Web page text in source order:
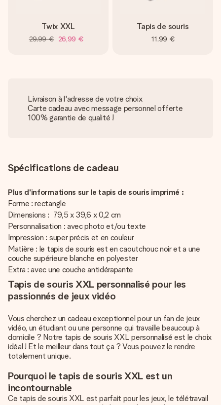
Twix XXL
29,99 € 26,99 €
Tapis de souris
11,99 €
Livraison à l'adresse de votre choix
Carte cadeau avec message personnel offerte
100% garantie de qualité !
Spécifications de cadeau
Plus d'informations sur le tapis de souris imprimé :
Forme : rectangle
Dimensions : 79,5 x 39,6 x 0,2 cm
Personnalisation : avec photo et/ou texte
Impression : super précis et en couleur
Matière : le tapis de souris est en caoutchouc noir et a une
couche supérieure blanche en polyester
Extra : avec une couche antidérapante
Tapis de souris XXL personnalisé pour les
passionnés de jeux vidéo
Vous cherchez un cadeau exceptionnel pour un fan de jeux
vidéo, un étudiant ou une personne qui travaille beaucoup à
domicile ? Notre tapis de souris XXL personnalisé est le choix
idéal ! Et le meilleur dans tout ça ? Vous pouvez le rendre
totalement unique.
Pourquoi le tapis de souris XXL est un
incontournable
Ce tapis de souris XXL est parfait pour les jeux, le télétravail